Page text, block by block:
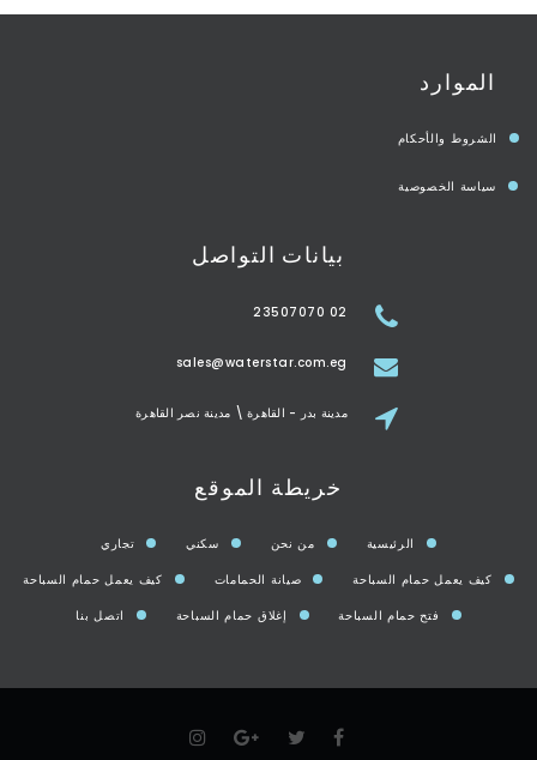
الموارد
الشروط والأحكام
سياسة الخصوصية
بيانات التواصل
02 23507070
sales@waterstar.com.eg
مدينة بدر - القاهرة \ مدينة نصر القاهرة
خريطة الموقع
الرئيسية من نحن سكني
تجاري
كيف يعمل حمام السباحة
صيانة الحمامات
كيف يعمل حمام السباحة
فتح حمام السباحة
إغلاق حمام السباحة اتصل بنا